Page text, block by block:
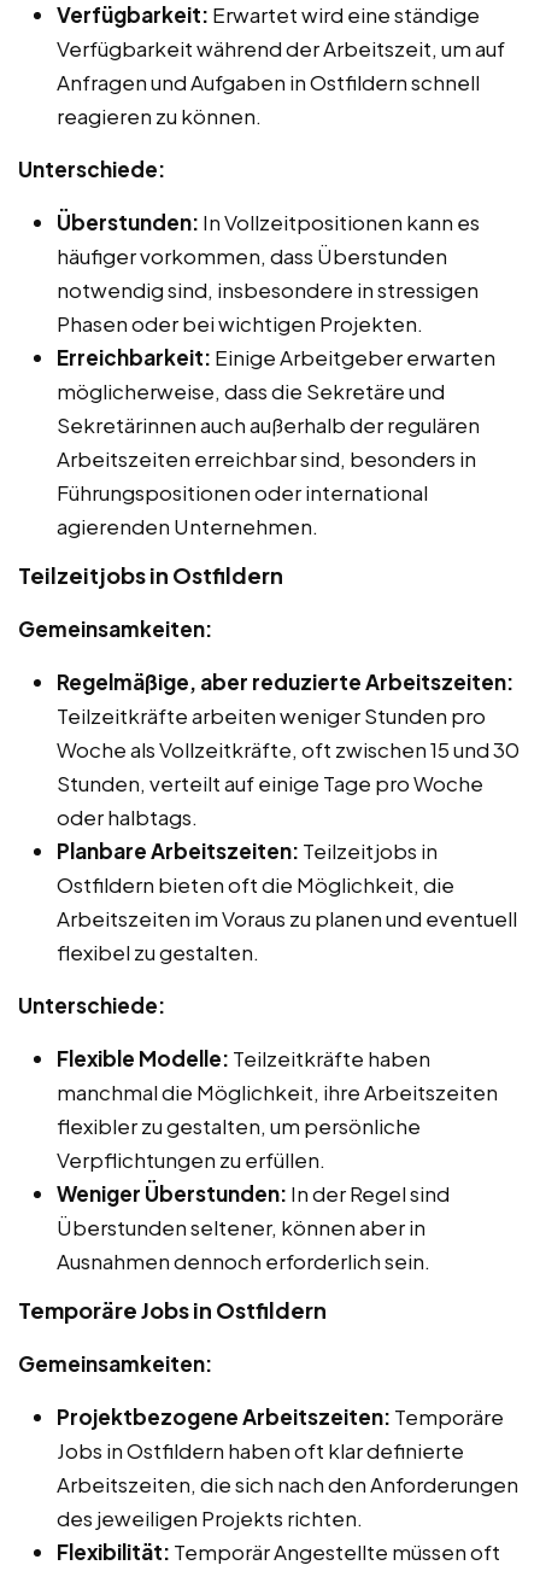
Verfügbarkeit: Erwartet wird eine ständige
Verfügbarkeit während der Arbeitszeit, um auf
Anfragen und Aufgaben in Ostfildern schnell
reagieren zu können.
Unterschiede:
Überstunden: In Vollzeitpositionen kann es
häufiger vorkommen, dass Überstunden
notwendig sind, insbesondere in stressigen
Phasen oder bei wichtigen Projekten.
Erreichbarkeit: Einige Arbeitgeber erwarten
möglicherweise, dass die Sekretäre und
Sekretärinnen auch außerhalb der regulären
Arbeitszeiten erreichbar sind, besonders in
Führungspositionen oder international
agierenden Unternehmen.
Teilzeitjobs in Ostfildern
Gemeinsamkeiten:
Regelmäßige, aber reduzierte Arbeitszeiten:
Teilzeitkräfte arbeiten weniger Stunden pro
Woche als Vollzeitkräfte, oft zwischen 15 und 30
Stunden, verteilt auf einige Tage pro Woche
oder halbtags.
Planbare Arbeitszeiten: Teilzeitjobs in
Ostfildern bieten oft die Möglichkeit, die
Arbeitszeiten im Voraus zu planen und eventuell
flexibel zu gestalten.
Unterschiede:
Flexible Modelle: Teilzeitkräfte haben
manchmal die Möglichkeit, ihre Arbeitszeiten
flexibler zu gestalten, um persönliche
Verpflichtungen zu erfüllen.
Weniger Überstunden: In der Regel sind
Überstunden seltener, können aber in
Ausnahmen dennoch erforderlich sein.
Temporäre Jobs in Ostfildern
Gemeinsamkeiten:
Projektbezogene Arbeitszeiten: Temporäre
Jobs in Ostfildern haben oft klar definierte
Arbeitszeiten, die sich nach den Anforderungen
des jeweiligen Projekts richten.
Flexibilität: Temporär Angestellte müssen oft